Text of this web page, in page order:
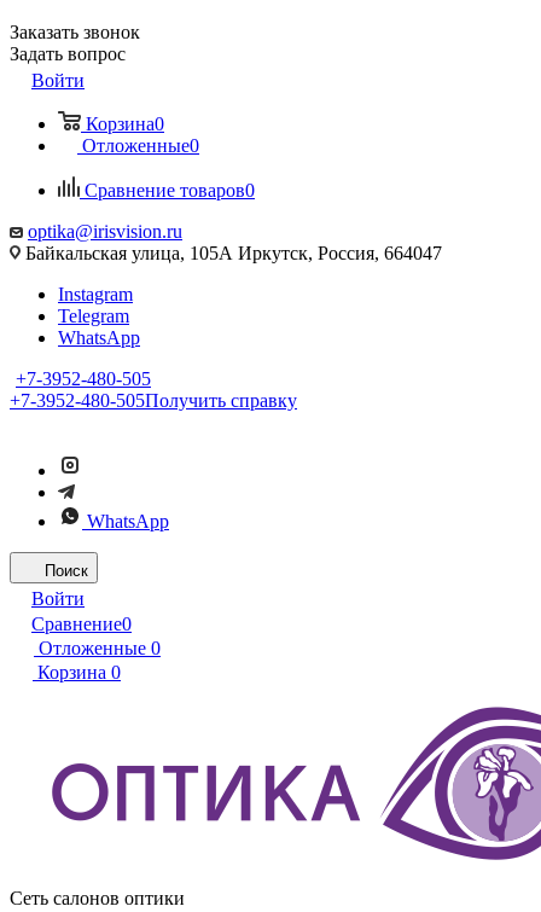
Заказать звонок
Задать вопрос
Войти
Корзина0
Отложенные0
Сравнение товаров0
optika@irisvision.ru
Байкальская улица, 105А Иркутск, Россия, 664047
Instagram
Telegram
WhatsApp
+7-3952-480-505
+7-3952-480-505Получить справку
WhatsApp
Поиск
Войти
Сравнение0
Отложенные 0
Корзина 0
Сеть салонов оптики